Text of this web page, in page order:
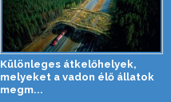
Különleges átkelőhelyek,
melyeket a vadon élő állatok
megm...